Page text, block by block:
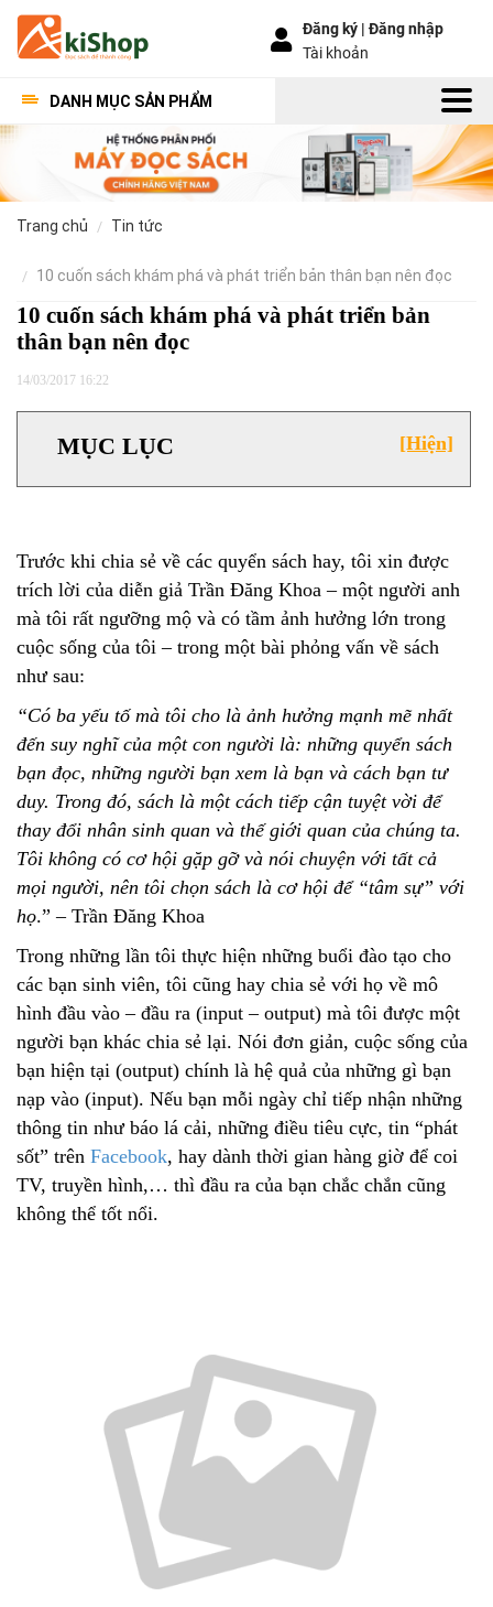
Đăng ký |Đăng nhập
Tài khoản
DANH MỤC SẢN PHẨM
trang chủ tin tức
10 cuốn sách khám phá và phát triển bản thân bạn nên đọc
10 cuốn sách khám phá và phát triển bản
thân bạn nên đọc
14/03/2017 16:22
[Hiện]
MỤC LỤC
Trước khi chia sẻ về các quyển sách hay, tôi xin được
trích lời của diễn giả Trần Đăng Khoa – một người anh
mà tôi rất ngưỡng mộ và có tầm ảnh hưởng lớn trong
cuộc sống của tôi – trong một bài phỏng vấn về sách
như sau:
“Có ba yếu tố mà tôi cho là ảnh hưởng mạnh mẽ nhất
đến suy nghĩ của một con người là: những quyển sách
bạn đọc, những người bạn xem là bạn và cách bạn tư
duy. Trong đó, sách là một cách tiếp cận tuyệt vời để
thay đổi nhân sinh quan và thế giới quan của chúng ta.
Tôi không có cơ hội gặp gỡ và nói chuyện với tất cả
mọi người, nên tôi chọn sách là cơ hội để “tâm sự” với
họ.” – Trần Đăng Khoa
Trong những lần tôi thực hiện những buổi đào tạo cho
các bạn sinh viên, tôi cũng hay chia sẻ với họ về mô
hình đầu vào – đầu ra (input – output) mà tôi được một
người bạn khác chia sẻ lại. Nói đơn giản, cuộc sống của
bạn hiện tại (output) chính là hệ quả của những gì bạn
nạp vào (input). Nếu bạn mỗi ngày chỉ tiếp nhận những
thông tin như báo lá cải, những điều tiêu cực, tin “phát
sốt” trên Facebook, hay dành thời gian hàng giờ để coi
TV, truyền hình,… thì đầu ra của bạn chắc chắn cũng
không thể tốt nổi.